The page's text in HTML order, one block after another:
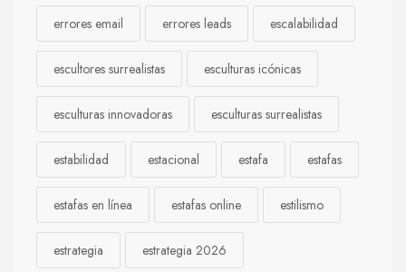
errores email errores leads escalabilidad
escultores surrealistas esculturas icónicas
esculturas innovadoras esculturas surrealistas
estabilidad estacional estafa estafas
estafas en línea estafas online estilismo
estrategia estrategia 2026